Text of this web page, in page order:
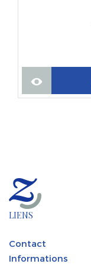
LIENS
Contact
Informations